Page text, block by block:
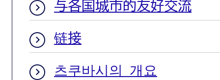
与各国城市的友好交流
链接
츠쿠바시의 개요